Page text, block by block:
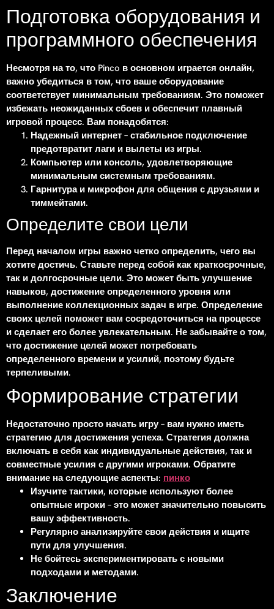
Подготовка оборудования и
программного обеспечения
Несмотря на то, что Pinco в основном играется онлайн,
важно убедиться в том, что ваше оборудование
соответствует минимальным требованиям. Это поможет
избежать неожиданных сбоев и обеспечит плавный
игровой процесс. Вам понадобятся:
Надежный интернет – стабильное подключение
предотвратит лаги и вылеты из игры.
Компьютер или консоль, удовлетворяющие
минимальным системным требованиям.
Гарнитура и микрофон для общения с друзьями и
тиммейтами.
Определите свои цели
Перед началом игры важно четко определить, чего вы
хотите достичь. Ставьте перед собой как краткосрочные,
так и долгосрочные цели. Это может быть улучшение
навыков, достижение определенного уровня или
выполнение коллекционных задач в игре. Определение
своих целей поможет вам сосредоточиться на процессе
и сделает его более увлекательным. Не забывайте о том,
что достижение целей может потребовать
определенного времени и усилий, поэтому будьте
терпеливыми.
Формирование стратегии
Недостаточно просто начать игру – вам нужно иметь
стратегию для достижения успеха. Стратегия должна
включать в себя как индивидуальные действия, так и
совместные усилия с другими игроками. Обратите
внимание на следующие аспекты: пинко
Изучите тактики, которые используют более
опытные игроки – это может значительно повысить
вашу эффективность.
Регулярно анализируйте свои действия и ищите
пути для улучшения.
Не бойтесь экспериментировать с новыми
подходами и методами.
Заключение